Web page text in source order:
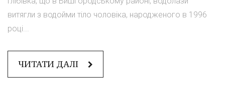
витягли з водойми тіло чоловіка, народженого в 1996
році...
ЧИТАТИ ДАЛІ